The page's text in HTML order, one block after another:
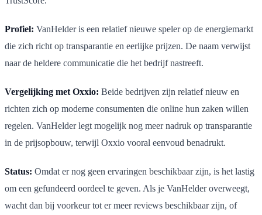
Profiel: VanHelder is een relatief nieuwe speler op de energiemarkt
die zich richt op transparantie en eerlijke prijzen. De naam verwijst
naar de heldere communicatie die het bedrijf nastreeft.
Vergelijking met Oxxio: Beide bedrijven zijn relatief nieuw en
richten zich op moderne consumenten die online hun zaken willen
regelen. VanHelder legt mogelijk nog meer nadruk op transparantie
in de prijsopbouw, terwijl Oxxio vooral eenvoud benadrukt.
Status: Omdat er nog geen ervaringen beschikbaar zijn, is het lastig
om een gefundeerd oordeel te geven. Als je VanHelder overweegt,
wacht dan bij voorkeur tot er meer reviews beschikbaar zijn, of